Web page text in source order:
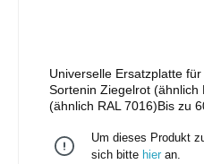
Universelle Ersatzplatte
Sortenin Ziegelrot (ähnlich
(ähnlich RAL 7016)Bis zu
1.500 kg)Vereinfachte
mechanisches
Um dieses Produkt
sich bitte hier an.